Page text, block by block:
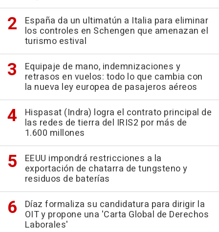
España da un ultimatún a Italia para eliminar
los controles en Schengen que amenazan el
turismo estival
Equipaje de mano, indemnizaciones y
retrasos en vuelos: todo lo que cambia con
la nueva ley europea de pasajeros aéreos
Hispasat (Indra) logra el contrato principal de
las redes de tierra del IRIS2 por más de
1.600 millones
EEUU impondrá restricciones a la
exportación de chatarra de tungsteno y
residuos de baterías
Díaz formaliza su candidatura para dirigir la
OIT y propone una 'Carta Global de Derechos
Laborales'